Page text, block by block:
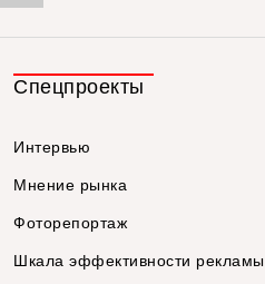
Спецпроекты
Интервью
Мнение рынка
Фоторепортаж
Шкала эффективности рекламы